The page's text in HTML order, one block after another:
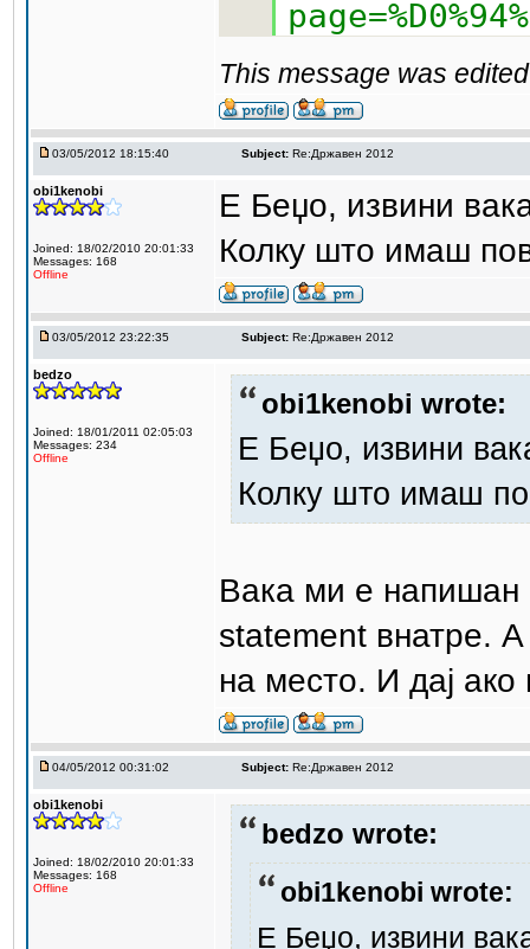
This message was
03/05/2012 18:15:40 Subject: Re:Државен 2012
obi1kenobi
Joined: 18/02/2010 20:01:33
Messages: 168
Offline
Е Беџо, извини
Колку што имаш
03/05/2012 23:22:35 Subject: Re:Државен 2012
bedzo
Joined: 18/01/2011 02:05:03
Messages: 234
Offline
obi1kenobi wrote:
Е Беџо, извини
Колку што имаш
Вака ми е напишан
statement внатре.
на место. И дај
04/05/2012 00:31:02 Subject: Re:Државен 2012
obi1kenobi
Joined: 18/02/2010 20:01:33
Messages: 168
Offline
bedzo wrote:
obi1kenobi wrote:
Е Беџо, извини